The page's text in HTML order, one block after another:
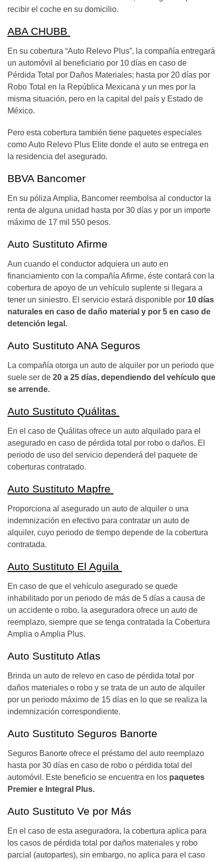
recibir el coche en su domicilio.
ABA CHUBB
En su cobertura “Auto Relevo Plus”, la compañía entregará
un automóvil al beneficiario por 10 días en caso de
Pérdida Total por Daños Materiales; hasta por 20 días por
Robo Total en la República Mexicana y un mes por la
misma situación, pero en la capital del país y Estado de
México.
Pero esta cobertura también tiene paquetes especiales
como Auto Relevo Plus Elite donde el auto se entrega en
la residencia del asegurado.
BBVA Bancomer
En su póliza Amplia, Bancomer reembolsa al conductor la
renta de alguna unidad hasta por 30 días y por un importe
máximo de 17 mil 550 pesos.
Auto Sustituto Afirme
Aun cuando el conductor adquiera un auto en
financiamiento con la compañía Afirme, éste contará con la
cobertura de apoyo de un vehículo suplente si llegara a
tener un siniestro. El servicio estará disponible por 10 días
naturales en caso de daño material y por 5 en caso de
detención legal.
Auto Sustituto ANA Seguros
La compañía otorga un auto de alquiler por un periodo que
suele ser de 20 a 25 días, dependiendo del vehículo que
se arrende.
Auto Sustituto Quálitas
En el caso de Quálitas ofrece un auto alquilado para el
asegurado en caso de pérdida total por robo o daños. El
periodo de uso del servicio dependerá del paquete de
coberturas contratado.
Auto Sustituto Mapfre
Proporciona al asegurado un auto de alquiler o una
indemnización en efectivo para contratar un auto de
alquiler, cuyo periodo de tiempo depende de la cobertura
contratada.
Auto Sustituto El Aguila
En caso de que el vehículo asegurado se quede
inhabilitado por un periodo de más de 5 días a causa de
un accidente o robo, la aseguradora ofrece un auto de
reemplazo, siempre que se tenga contratada la Cobertura
Amplia o Amplia Plus.
Auto Sustituto Atlas
Brinda un auto de relevo en caso de pérdida total por
daños materiales o robo y se trata de un auto de alquiler
por un periodo máximo de 15 días en lo que se realiza la
indemnización correspondiente.
Auto Sustituto Seguros Banorte
Seguros Banorte ofrece el préstamo del auto reemplazo
hasta por 30 días en caso de robo o pérdida total del
automóvil. Este beneficio se encuentra en los paquetes
Premier e Integral Plus.
Auto Sustituto Ve por Más
En el caso de esta aseguradora, la cobertura aplica para
los casos de pérdida total por daños materiales y robo
parcial (autopartes), sin embargo, no aplica para el caso